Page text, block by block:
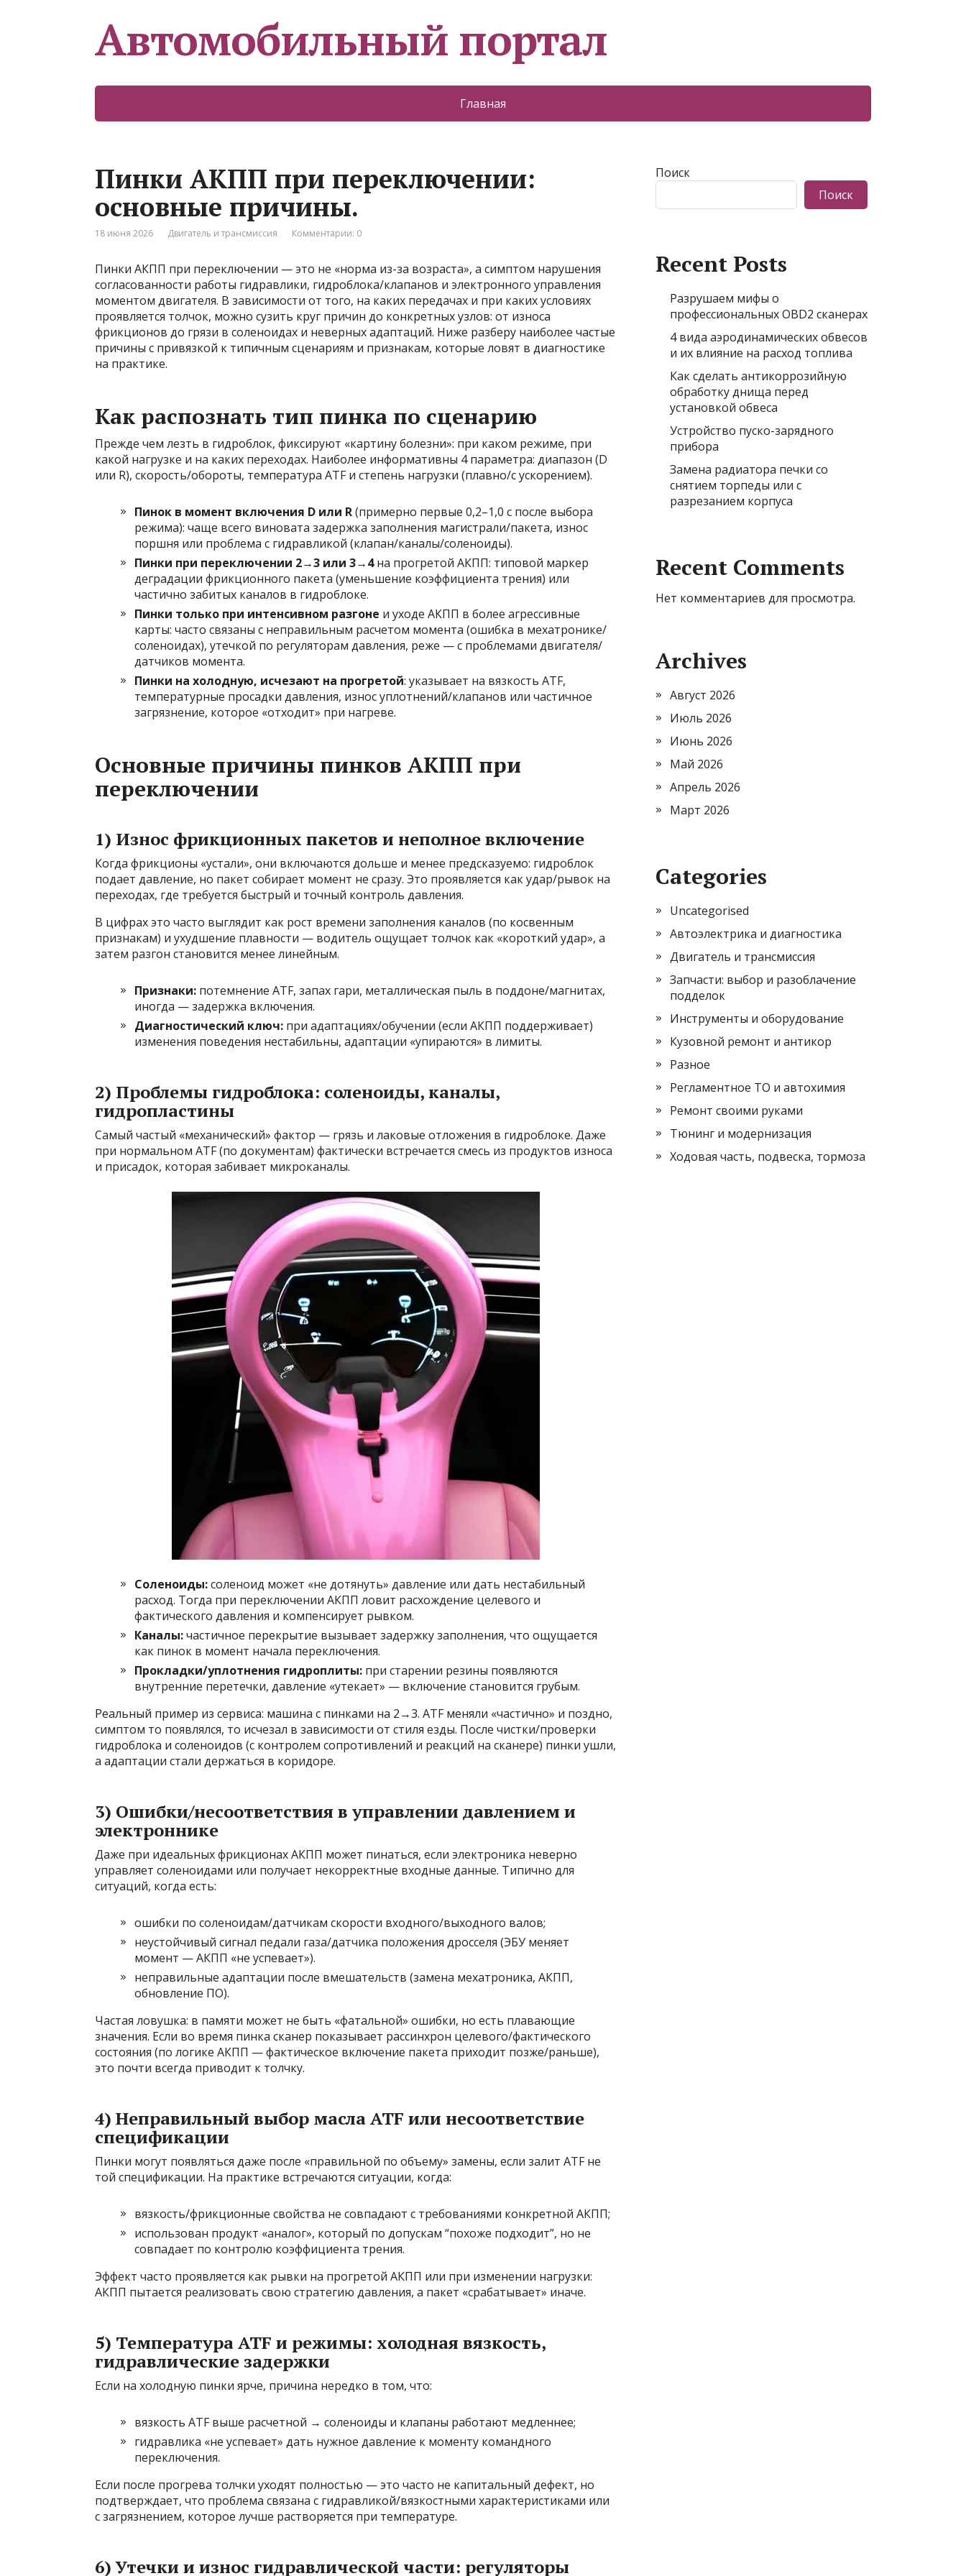
Автомобильный портал
Главная
Пинки АКПП при переключении:
основные причины.
18 июня 2026 Двигатель и трансмиссия Комментарии: 0
Пинки АКПП при переключении — это не «норма из-за возраста», а симптом нарушения
согласованности работы гидравлики, гидроблока/клапанов и электронного управления
моментом двигателя. В зависимости от того, на каких передачах и при каких условиях
проявляется толчок, можно сузить круг причин до конкретных узлов: от износа
фрикционов до грязи в соленоидах и неверных адаптаций. Ниже разберу наиболее частые
причины с привязкой к типичным сценариям и признакам, которые ловят в диагностике
на практике.
Как распознать тип пинка по сценарию
Прежде чем лезть в гидроблок, фиксируют «картину болезни»: при каком режиме, при
какой нагрузке и на каких переходах. Наиболее информативны 4 параметра: диапазон (D
или R), скорость/обороты, температура ATF и степень нагрузки (плавно/с ускорением).
Пинок в момент включения D или R(примерно первые 0,2–1,0 с после выбора
режима): чаще всего виновата задержка заполнения магистрали/пакета, износ
поршня или проблема с гидравликой (клапан/каналы/соленоиды).
Пинки при переключении 2→3 или 3→4на прогретой АКПП: типовой маркер
деградации фрикционного пакета (уменьшение коэффициента трения) или
частично забитых каналов в гидроблоке.
Пинки только при интенсивном разгоне и уходе АКПП в более агрессивные
карты: часто связаны с неправильным расчетом момента (ошибка в мехатронике/
соленоидах), утечкой по регуляторам давления, реже — с проблемами двигателя/
датчиков момента.
Пинки на холодную, исчезают на прогретой: указывает на вязкость ATF,
температурные просадки давления, износ уплотнений/клапанов или частичное
загрязнение, которое «отходит» при нагреве.
Основные причины пинков АКПП при
переключении
1) Износ фрикционных пакетов и неполное включение
Когда фрикционы «устали», они включаются дольше и менее предсказуемо: гидроблок
подает давление, но пакет собирает момент не сразу. Это проявляется как удар/рывок на
переходах, где требуется быстрый и точный контроль давления.
В цифрах это часто выглядит как рост времени заполнения каналов (по косвенным
признакам) и ухудшение плавности — водитель ощущает толчок как «короткий удар», а
затем разгон становится менее линейным.
Признаки: потемнение ATF, запах гари, металлическая пыль в поддоне/магнитах,
иногда — задержка включения.
Диагностический ключ: при адаптациях/обучении (если АКПП поддерживает)
изменения поведения нестабильны, адаптации «упираются» в лимиты.
2) Проблемы гидроблока: соленоиды, каналы,
гидропластины
Самый частый «механический» фактор — грязь и лаковые отложения в гидроблоке. Даже
при нормальном ATF (по документам) фактически встречается смесь из продуктов износа
и присадок, которая забивает микроканалы.
Соленоиды:соленоид может «не дотянуть» давление или дать нестабильный
расход. Тогда при переключении АКПП ловит расхождение целевого и
фактического давления и компенсирует рывком.
Каналы:частичное перекрытие вызывает задержку заполнения, что ощущается
как пинок в момент начала переключения.
Прокладки/уплотнения гидроплиты: при старении резины появляются
внутренние перетечки, давление «утекает» — включение становится грубым.
Реальный пример из сервиса: машина с пинками на 2→3. ATF меняли «частично» и поздно,
симптом то появлялся, то исчезал в зависимости от стиля езды. После чистки/проверки
гидроблока и соленоидов (с контролем сопротивлений и реакций на сканере) пинки ушли,
а адаптации стали держаться в коридоре.
3) Ошибки/несоответствия в управлении давлением и
электроннике
Даже при идеальных фрикционах АКПП может пинаться, если электроника неверно
управляет соленоидами или получает некорректные входные данные. Типично для
ситуаций, когда есть:
ошибки по соленоидам/датчикам скорости входного/выходного валов;
неустойчивый сигнал педали газа/датчика положения дросселя (ЭБУ меняет
момент — АКПП «не успевает»).
неправильные адаптации после вмешательств (замена мехатроника, АКПП,
обновление ПО).
Частая ловушка: в памяти может не быть «фатальной» ошибки, но есть плавающие
значения. Если во время пинка сканер показывает рассинхрон целевого/фактического
состояния (по логике АКПП — фактическое включение пакета приходит позже/раньше),
это почти всегда приводит к толчку.
4) Неправильный выбор масла ATF или несоответствие
спецификации
Пинки могут появляться даже после «правильной по объему» замены, если залит ATF не
той спецификации. На практике встречаются ситуации, когда:
вязкость/фрикционные свойства не совпадают с требованиями конкретной АКПП;
использован продукт «аналог», который по допускам “похоже подходит”, но не
совпадает по контролю коэффициента трения.
Эффект часто проявляется как рывки на прогретой АКПП или при изменении нагрузки:
АКПП пытается реализовать свою стратегию давления, а пакет «срабатывает» иначе.
5) Температура ATF и режимы: холодная вязкость,
гидравлические задержки
Если на холодную пинки ярче, причина нередко в том, что:
вязкость ATF выше расчетной → соленоиды и клапаны работают медленнее;
гидравлика «не успевает» дать нужное давление к моменту командного
переключения.
Если после прогрева толчки уходят полностью — это часто не капитальный дефект, но
подтверждает, что проблема связана с гидравликой/вязкостными характеристиками или
с загрязнением, которое лучше растворяется при температуре.
6) Утечки и износ гидравлической части: регуляторы
Поиск
Поиск
Recent Posts
Разрушаем мифы о
профессиональных OBD2 сканерах
4 вида аэродинамических обвесов
и их влияние на расход топлива
Как сделать антикоррозийную
обработку днища перед
установкой обвеса
Устройство пуско-зарядного
прибора
Замена радиатора печки со
снятием торпеды или с
разрезанием корпуса
Recent Comments
Нет комментариев для просмотра.
Archives
Август 2026
Июль 2026
Июнь 2026
Май 2026
Апрель 2026
Март 2026
Categories
Uncategorised
Автоэлектрика и диагностика
Двигатель и трансмиссия
Запчасти: выбор и разоблачение
подделок
Инструменты и оборудование
Кузовной ремонт и антикор
Разное
Регламентное ТО и автохимия
Ремонт своими руками
Тюнинг и модернизация
Ходовая часть, подвеска, тормоза